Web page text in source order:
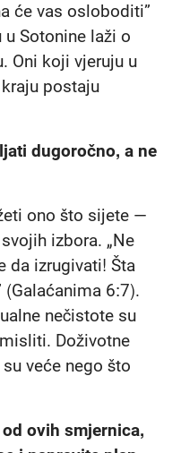
će vas osloboditi”
u Sotonine laži o
Oni koji vjeruju u
postaju
dugoročno, a ne
ono što sijete —
izbora. „Ne
da izrugivati! Šta
6:7).
nečistote su
Doživotne
veće nego što
ovih smjernica,